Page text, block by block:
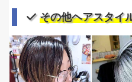
その他ヘアスタイ